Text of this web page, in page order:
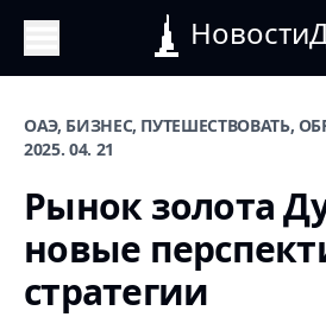
ОАЭ, БИЗНЕС, ПУТЕШЕСТВОВАТЬ,
2025. 04. 21
Рынок золота
новые
стратегии